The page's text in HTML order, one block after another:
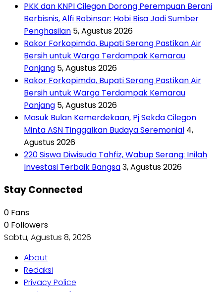
PKK dan KNPI Cilegon Dorong Perempuan Berani
Berbisnis, Alfi Robinsar: Hobi Bisa Jadi Sumber
Penghasilan 5, Agustus 2026
Rakor Forkopimda, Bupati Serang Pastikan Air
Bersih untuk Warga Terdampak Kemarau
Panjang 5, Agustus 2026
Rakor Forkopimda, Bupati Serang Pastikan Air
Bersih untuk Warga Terdampak Kemarau
Panjang 5, Agustus 2026
Masuk Bulan Kemerdekaan, Pj Sekda Cilegon
Minta ASN Tinggalkan Budaya Seremonial 4,
Agustus 2026
220 Siswa Diwisuda Tahfiz, Wabup Serang: Inilah
Investasi Terbaik Bangsa3, Agustus 2026
Stay Connected
0 Fans
0 Followers
Sabtu, Agustus 8, 2026
About
Redaksi
Privacy Police